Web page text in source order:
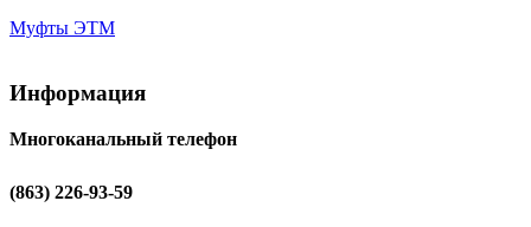
Муфты ЭТМ
Информация
Многоканальный телефон
(863) 226-93-59